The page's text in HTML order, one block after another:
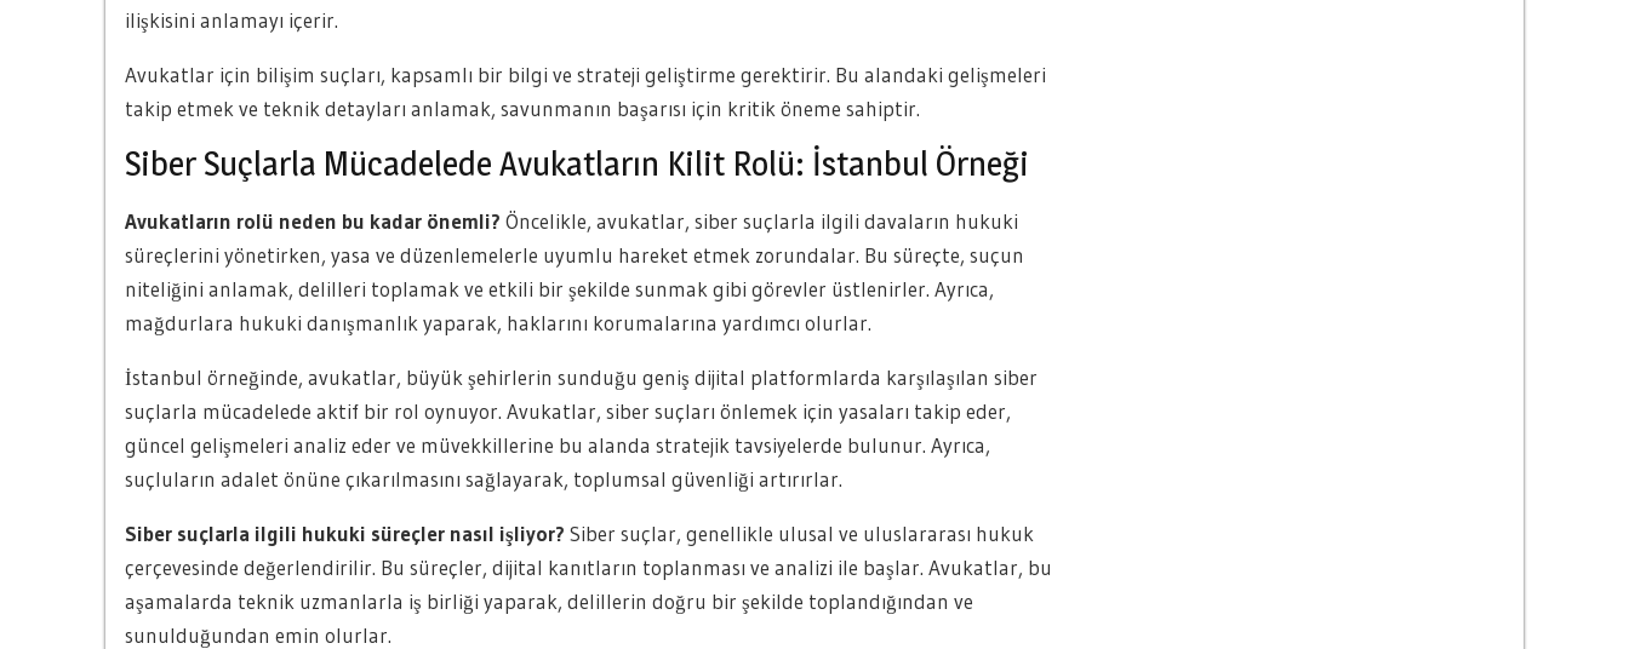
ilişkisini anlamayı içerir.
Avukatlar için bilişim suçları, kapsamlı bir bilgi ve strateji geliştirme gerektirir. Bu alandaki gelişmeleri
takip etmek ve teknik detayları anlamak, savunmanın başarısı için kritik öneme sahiptir.
Siber Suçlarla Mücadelede Avukatların Kilit Rolü: İstanbul Örneği
Avukatların rolü neden bu kadar önemli? Öncelikle, avukatlar, siber suçlarla ilgili davaların hukuki
süreçlerini yönetirken, yasa ve düzenlemelerle uyumlu hareket etmek zorundalar. Bu süreçte, suçun
niteliğini anlamak, delilleri toplamak ve etkili bir şekilde sunmak gibi görevler üstlenirler. Ayrıca,
mağdurlara hukuki danışmanlık yaparak, haklarını korumalarına yardımcı olurlar.
İstanbul örneğinde, avukatlar, büyük şehirlerin sunduğu geniş dijital platformlarda karşılaşılan siber
suçlarla mücadelede aktif bir rol oynuyor. Avukatlar, siber suçları önlemek için yasaları takip eder,
güncel gelişmeleri analiz eder ve müvekkillerine bu alanda stratejik tavsiyelerde bulunur. Ayrıca,
suçluların adalet önüne çıkarılmasını sağlayarak, toplumsal güvenliği artırırlar.
Siber suçlarla ilgili hukuki süreçler nasıl işliyor? Siber suçlar, genellikle ulusal ve uluslararası hukuk
çerçevesinde değerlendirilir. Bu süreçler, dijital kanıtların toplanması ve analizi ile başlar. Avukatlar, bu
aşamalarda teknik uzmanlarla iş birliği yaparak, delillerin doğru bir şekilde toplandığından ve
sunulduğundan emin olurlar.